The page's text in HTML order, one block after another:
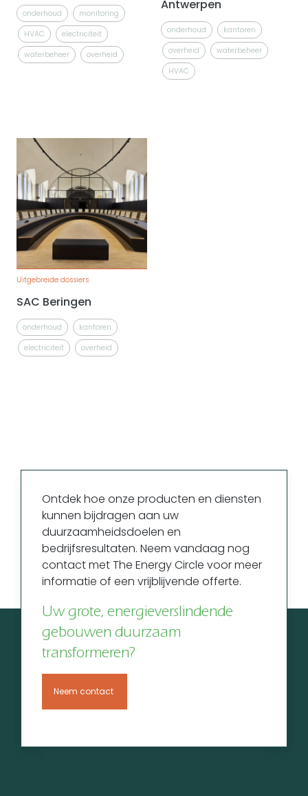
onderhoud
monitoring
HVAC
electriciteit
waterbeheer
overheid
Antwerpen
onderhoud
kantoren
overheid
waterbeheer
HVAC
Uitgebreide dossiers
SAC Beringen
onderhoud
kantoren
electriciteit
overheid
Ontdek hoe onze producten en diensten
kunnen bijdragen aan uw
duurzaamheidsdoelen en
bedrijfsresultaten. Neem vandaag nog
contact met The Energy Circle voor meer
informatie of een vrijblijvende offerte.
Uw grote, energieverslindende
gebouwen duurzaam
transformeren?
Neem contact